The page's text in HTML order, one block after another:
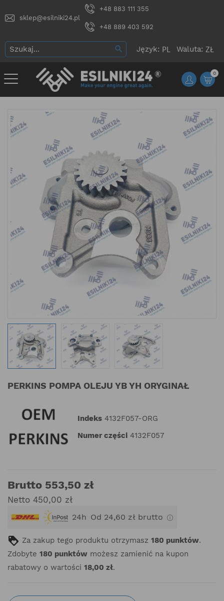
sklep@esilniki24.pl
+48 883 111 355
+48 889 403 592
Język: Waluta:
0
PERKINS POMPA OLEJU YB YH ORYGINAŁ
Indeks 4132F057-ORG
Numer części 4132F057
Brutto 553,50 zł
Netto 450,00 zł
24h Od 24,60 zł brutto
Za zakup tego produktu otrzymasz 180 punktów.
Zdobyte 180 punktów możesz zamienić na kupon
rabatowy o wartości 18,00 zł.